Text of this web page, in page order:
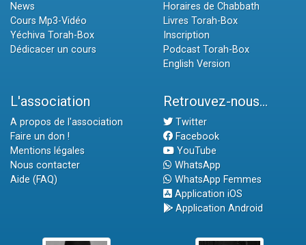
News
Cours Mp3-Vidéo
Yéchiva Torah-Box
Dédicacer un cours
Horaires de Chabbath
Livres Torah-Box
Inscription
Podcast Torah-Box
English Version
L'association
A propos de l'association
Faire un don !
Mentions légales
Nous contacter
Aide (FAQ)
Retrouvez-nous...
Twitter
Facebook
YouTube
WhatsApp
WhatsApp Femmes
Application iOS
Application Android